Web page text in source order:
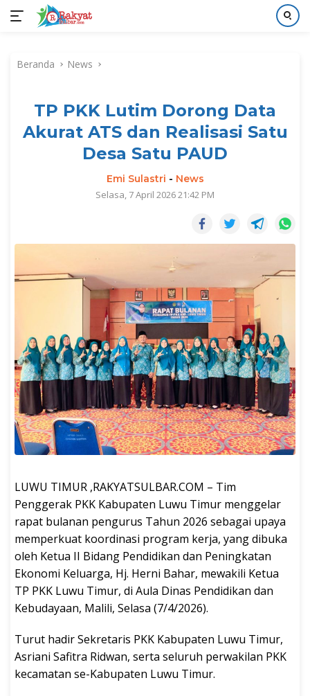
kontenBeranda News
TP PKK Lutim Dorong Data
Akurat ATS dan Realisasi Satu
Desa Satu PAUD
Emi Sulastri - News
Selasa, 7 April 2026 21:42 PM
LUWU TIMUR ,RAKYATSULBAR.COM – Tim
Penggerak PKK Kabupaten Luwu Timur menggelar
rapat bulanan pengurus Tahun 2026 sebagai upaya
memperkuat koordinasi program kerja, yang dibuka
oleh Ketua II Bidang Pendidikan dan Peningkatan
Ekonomi Keluarga, Hj. Herni Bahar, mewakili Ketua
TP PKK Luwu Timur, di Aula Dinas Pendidikan dan
Kebudayaan, Malili, Selasa (7/4/2026).
Turut hadir Sekretaris PKK Kabupaten Luwu Timur,
Asriani Safitra Ridwan, serta seluruh perwakilan PKK
kecamatan se-Kabupaten Luwu Timur.